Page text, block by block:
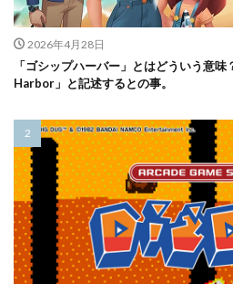
2026年4月28日
「ゴシップハーバー」とはどういう意
Harbor」と記述するとの事。